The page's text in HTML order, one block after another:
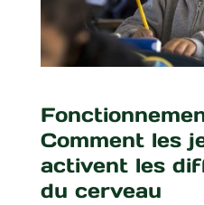
Comment les
activent les
du cerveau